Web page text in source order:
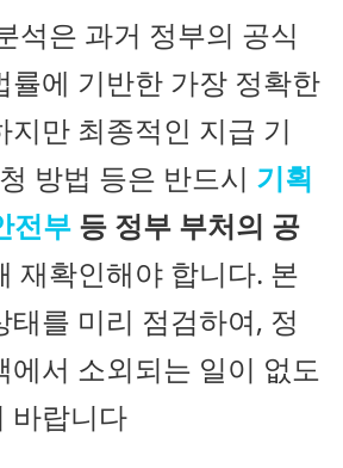
석은 과거 정부의 공식
률에 기반한 가장 정확한
지만 최종적인 지급 기
방법 등은 반드시 기획
전부 등 정부 부처의 공
재확인해야 합니다. 본
태를 미리 점검하여, 정
에서 소외되는 일이 없도
바랍니다